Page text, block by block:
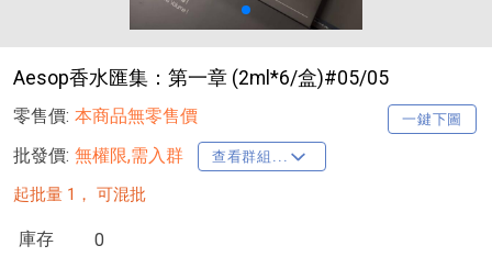
Aesop香水匯集：第一章 (2ml*6/盒)#05/05
零售價: 一鍵下圖
本商品無零售價
批發價: 無權限,需入群 查看群組...
起批量 1， 可混批
庫存 0